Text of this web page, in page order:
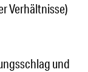
Verhältnisse)
und